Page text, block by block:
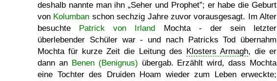
deshalb nannte man ihn Seher und Prophet ; er habe die Geburt
von Kolumban schon sechzig Jahre zuvor vorausgesagt. Im Alter
besuchte Patrick von Irland Mochta - der sein letzter
überlebender Schüler war - und nach Patricks Tod übernahm
Mochta für kurze Zeit die Leitung des Klosters Armagh, die er
dann an Benen (Benignus) übergab. Erzählt wird, dass Mochta
eine Tochter des Druiden Hoam wieder zum Leben erweckte;